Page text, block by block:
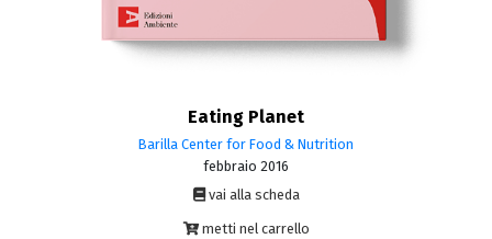
Eating Planet
Barilla Center for Food & Nutrition
febbraio 2016
vai alla scheda
metti nel carrello